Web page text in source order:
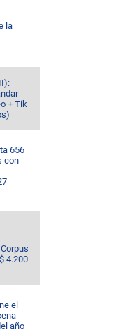
la
+ Tik
656
con
4.200
el
año